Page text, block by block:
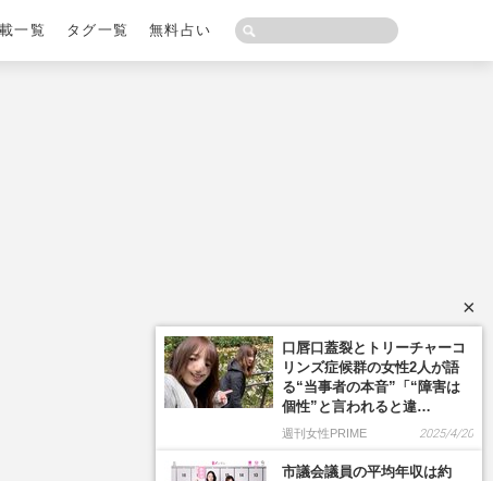
一覧 タグ一覧 無料占い
×
口唇口蓋裂とトリーチャーコ
リンズ症候群の女性2人が語
る“当事者の本音”「“障害は
個性”と言われると違…
週刊女性PRIME 2025/4/20
市議会議員の平均年収は約